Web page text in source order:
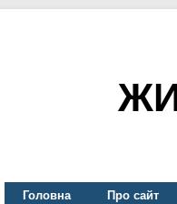
Головна Про сайт